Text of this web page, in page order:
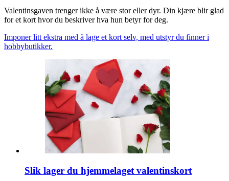
Valentinsgaven trenger ikke å være stor eller dyr. Din kjære blir glad
for et kort hvor du beskriver hva hun betyr for deg.
Imponer litt ekstra med å lage et kort selv, med utstyr du finner i
hobbybutikker.
Slik lager du hjemmelaget valentinskort